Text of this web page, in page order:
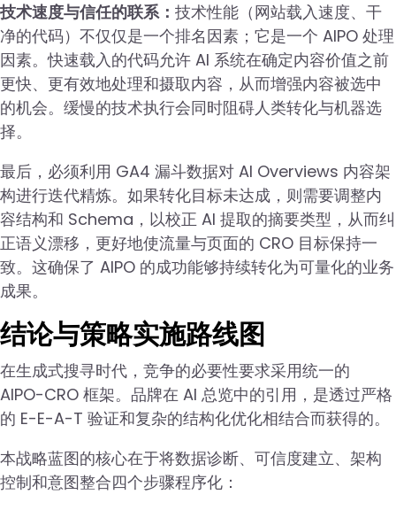
技术速度与信任的联系： 技术性能（网站载入速度、干
净的代码）不仅仅是一个排名因素；它是一个 AIPO 处理
因素。快速载入的代码允许 AI 系统在确定内容价值之前
更快、更有效地处理和摄取内容，从而增强内容被选中
的机会。缓慢的技术执行会同时阻碍人类转化与机器选
择。
最后，必须利用 GA4 漏斗数据对 AI Overviews 内容架
构进行迭代精炼。如果转化目标未达成，则需要调整内
容结构和 Schema，以校正 AI 提取的摘要类型，从而纠
正语义漂移，更好地使流量与页面的 CRO 目标保持一
致。这确保了 AIPO 的成功能够持续转化为可量化的业务
成果。
结论与策略实施路线图
在生成式搜寻时代，竞争的必要性要求采用统一的
AIPO-CRO 框架。品牌在 AI 总览中的引用，是透过严格
的 E-E-A-T 验证和复杂的结构化优化相结合而获得的。
本战略蓝图的核心在于将数据诊断、可信度建立、架构
控制和意图整合四个步骤程序化：